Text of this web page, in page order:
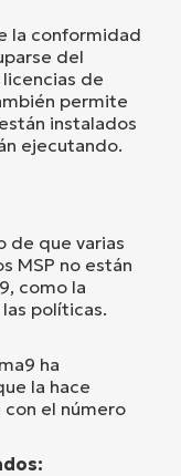
la conformidad
del
de
permite
instalados
ejecutando.
de que varias
MSP no están
como la
políticas.
ha
la hace
el número